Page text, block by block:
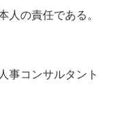
人の責任である。
事コンサルタント